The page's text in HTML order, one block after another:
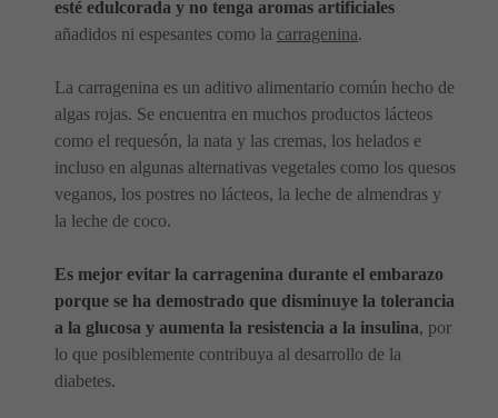
esté edulcorada y no tenga aromas artificiales
añadidos ni espesantes como la carragenina.
La carragenina es un aditivo alimentario común hecho de
algas rojas. Se encuentra en muchos productos lácteos
como el requesón, la nata y las cremas, los helados e
incluso en algunas alternativas vegetales como los quesos
veganos, los postres no lácteos, la leche de almendras y
la leche de coco.
Es mejor evitar la carragenina durante el embarazo
porque se ha demostrado que disminuye la tolerancia
a la glucosa y aumenta la resistencia a la insulina, por
lo que posiblemente contribuya al desarrollo de la
diabetes.